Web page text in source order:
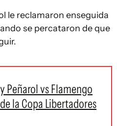
le reclamaron enseguida
se percataron de que
Peñarol vs Flamengo
la Copa Libertadores